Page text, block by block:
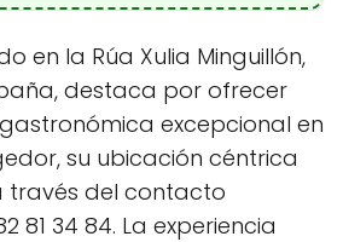
en la Rúa Xulia Minguillón,
destaca por ofrecer
excepcional en
su ubicación céntrica
través del contacto
81 34 84. La experiencia